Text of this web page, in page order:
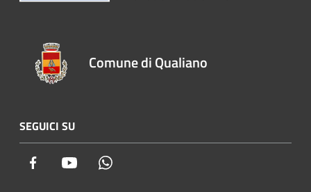
Comune di Qualiano
SEGUICI SU
Facebook Youtube